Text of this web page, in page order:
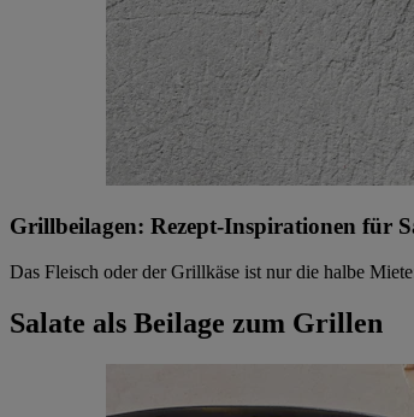
Grillbeilagen: Rezept-Inspirationen für
Das Fleisch oder der Grillkäse ist nur die halbe
Salate als Beilage zum Grillen